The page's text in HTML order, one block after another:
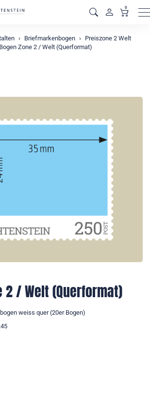
0
Briefmarkenbogen
Preiszone 2 Welt
Bogen Zone 2 / Welt (Querformat)
2 / Welt (Querformat)
weiss quer (20er Bogen)